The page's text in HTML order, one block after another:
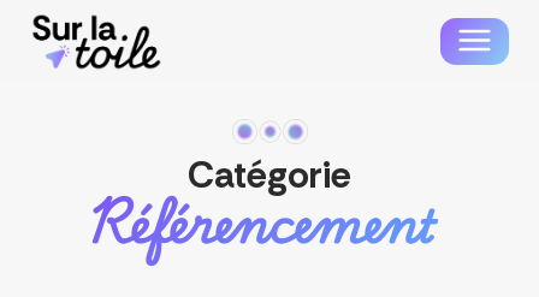
Catégorie
Référencement